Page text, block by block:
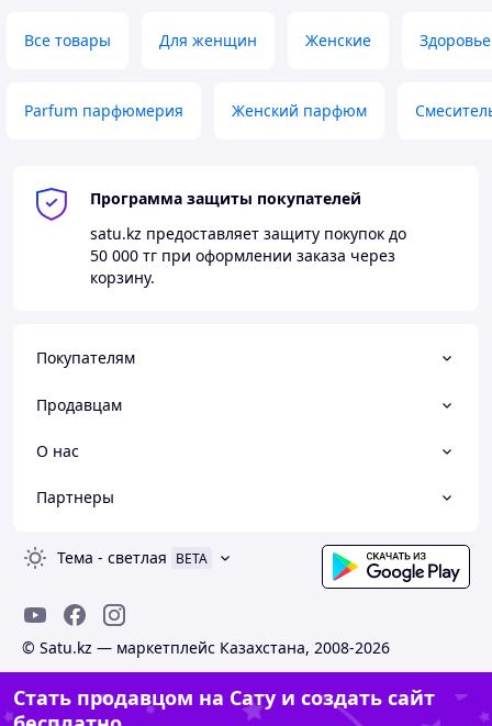
Все товары Для женщин Женские Здоровье
Parfum парфюмерия Женский парфюм
Программа защиты покупателей
satu.kz предоставляет защиту покупок до
50 000 тг при оформлении заказа через
корзину.
Покупателям
Продавцам
О нас
Партнеры
Тема - светлая BETA
© Satu.kz — маркетплейс Казахстана, 2008-2026
Стать продавцом на Сату и создать сайт